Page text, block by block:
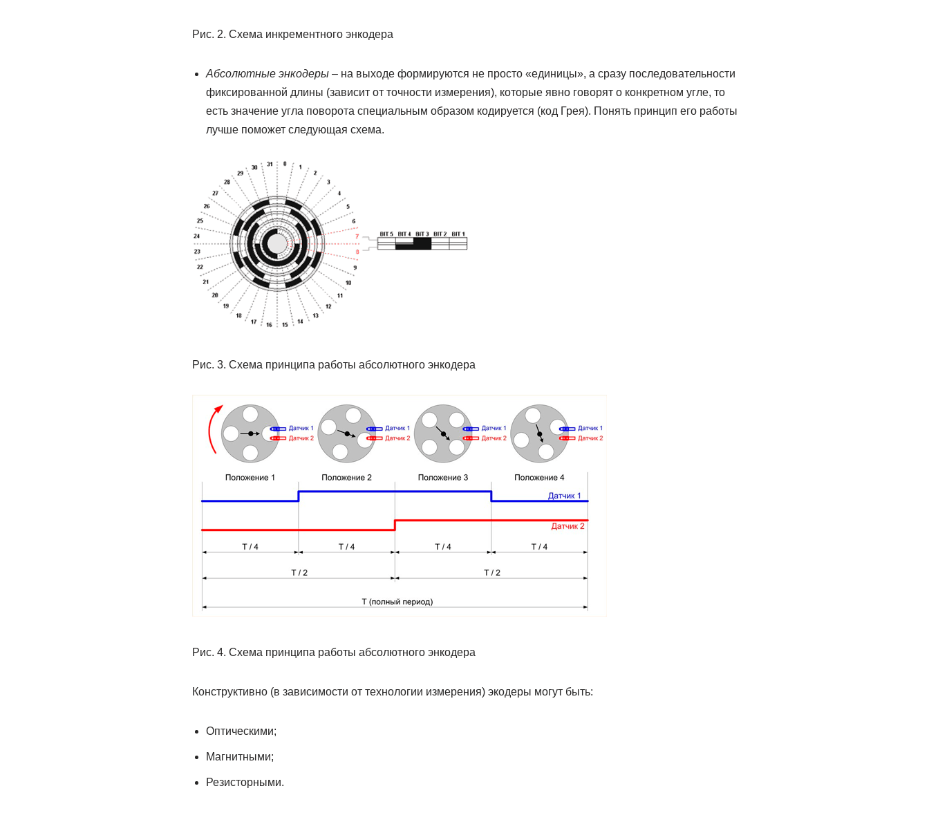
Рис. 2. Схема инкрементного энкодера
Абсолютные энкодеры– на выходе формируются не просто «единицы», а сразу последовательности
фиксированной длины (зависит от точности измерения), которые явно говорят о конкретном угле, то
есть значение угла поворота специальным образом кодируется (код Грея). Понять принцип его работы
лучше поможет следующая схема.
Рис. 3. Схема принципа работы абсолютного энкодера
Рис. 4. Схема принципа работы абсолютного энкодера
Конструктивно (в зависимости от технологии измерения) экодеры могут быть:
Оптическими;
Магнитными;
Резисторными.